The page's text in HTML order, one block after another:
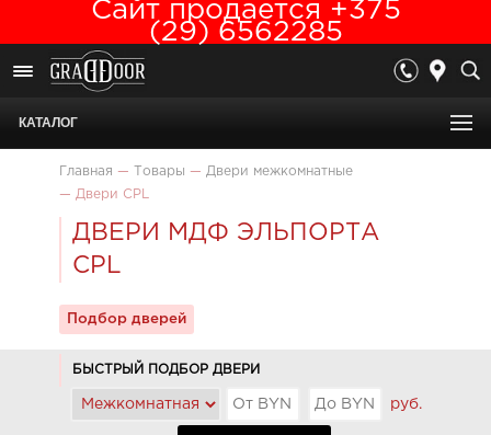
Сайт продается +375
(29) 6562285
КАТАЛОГ
Главная — Товары — Двери межкомнатные
— Двери CРL
ДВЕРИ МДФ ЭЛЬПОРТА
CРL
Подбор дверей
БЫСТРЫЙ ПОДБОР ДВЕРИ
руб.